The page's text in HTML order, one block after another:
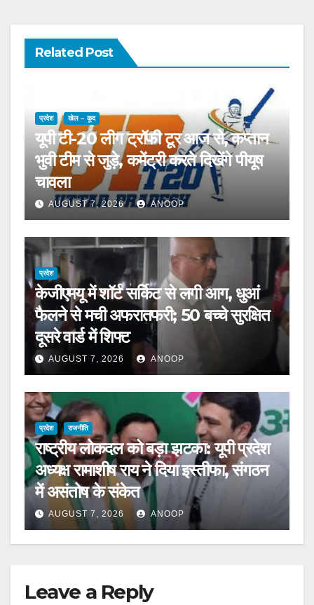
Related Post
प्रदेश खेल – कूद
यूपी टी-20 लीग ट्रॉफी टूर आज से, कप्तान
भुवी टीम से जुड़े, कमेंट्री करते दिखेंगे पीयूष
चावला
AUGUST 7, 2026 ANOOP
प्रदेश
केजीएमयू में शॉर्ट सर्किट से लगी आग, धुआं
फैलने से मची अफरातफरी; 50 बच्चे सुरक्षित
दूसरे वार्ड में शिफ्ट
AUGUST 7, 2026 ANOOP
प्रदेश राजनीति
राष्ट्रीय लोकदल को बड़ा झटका: यूपी प्रदेश
अध्यक्ष रामाशीष राय ने दिया इस्तीफा, संगठन
में असंतोष के संकेत
AUGUST 7, 2026 ANOOP
Leave a Reply